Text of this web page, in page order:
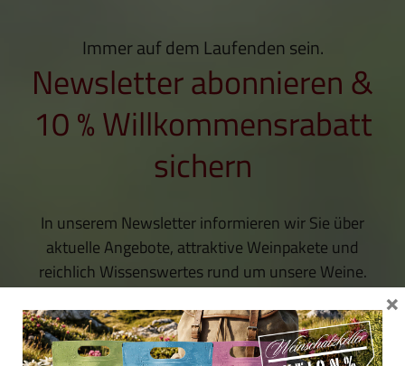
Immer auf dem Laufenden sein.
Newsletter abonnieren &
10 % Willkommensrabatt
sichern
In unserem Newsletter informieren wir Sie über
aktuelle Angebote, attraktive Weinpakete und
reichlich Wissenswertes rund um unsere Weine.
Der Willkommensgutschein wird nach bestätigter,
erstmaliger Anmeldung per E-Mail zugesendet und
kann nur im Onlineshop eingelöst werden.
×